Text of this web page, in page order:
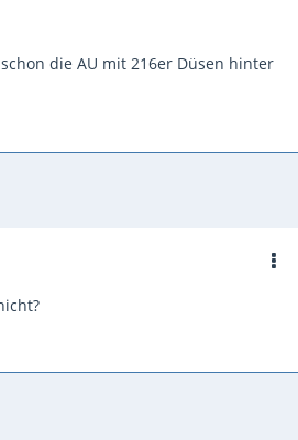
die AU mit 216er Düsen hinter